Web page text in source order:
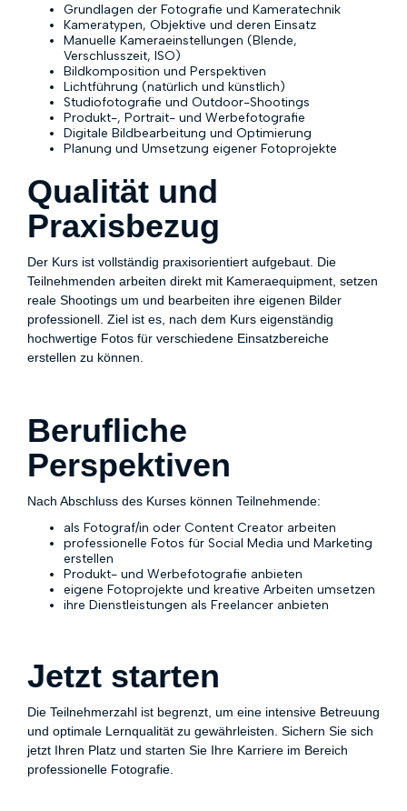
Grundlagen der Fotografie und Kameratechnik
Kameratypen, Objektive und deren Einsatz
Manuelle Kameraeinstellungen (Blende,
Verschlusszeit, ISO)
Bildkomposition und Perspektiven
Lichtführung (natürlich und künstlich)
Studiofotografie und Outdoor-Shootings
Produkt-, Portrait- und Werbefotografie
Digitale Bildbearbeitung und Optimierung
Planung und Umsetzung eigener Fotoprojekte
Qualität und
Praxisbezug
Der Kurs ist vollständig praxisorientiert aufgebaut. Die
Teilnehmenden arbeiten direkt mit Kameraequipment, setzen
reale Shootings um und bearbeiten ihre eigenen Bilder
professionell. Ziel ist es, nach dem Kurs eigenständig
hochwertige Fotos für verschiedene Einsatzbereiche
erstellen zu können.
Berufliche
Perspektiven
Nach Abschluss des Kurses können Teilnehmende:
als Fotograf/in oder Content Creator arbeiten
professionelle Fotos für Social Media und Marketing
erstellen
Produkt- und Werbefotografie anbieten
eigene Fotoprojekte und kreative Arbeiten umsetzen
ihre Dienstleistungen als Freelancer anbieten
Jetzt starten
Die Teilnehmerzahl ist begrenzt, um eine intensive Betreuung
und optimale Lernqualität zu gewährleisten. Sichern Sie sich
jetzt Ihren Platz und starten Sie Ihre Karriere im Bereich
professionelle Fotografie.